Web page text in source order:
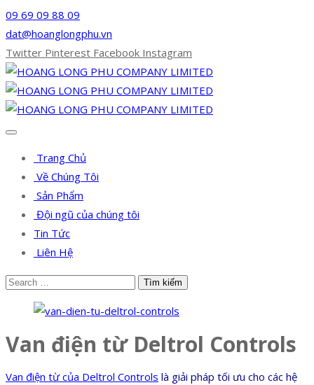
09 69 09 88 09
dat@hoanglongphu.vn
Twitter Pinterest Facebook Instagram
Trang Chủ
Về Chúng Tôi
Sản Phẩm
Đội ngũ của chúng tôi
Tin Tức
Liên Hệ
Van điện từ Deltrol Controls
Van điện từ của Deltrol Controls là giải pháp tối ưu cho các hệ